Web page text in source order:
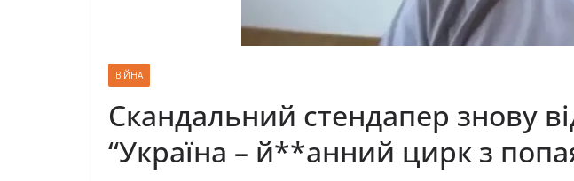
ВІЙНА
Скандальний стендапер знову
“Україна – й**анний цирк з